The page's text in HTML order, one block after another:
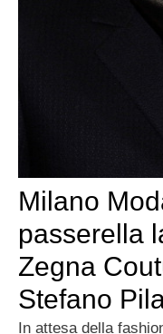
Milano
passerella
Zegna
Stefano
In attesa della